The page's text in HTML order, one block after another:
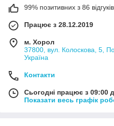
99% позитивних з 86
Працює з 28.12.2019
м. Хорол
37800, вул. Колоскова, 5,
Україна
Контакти
Сьогодні працює з 09:00
Показати весь графік